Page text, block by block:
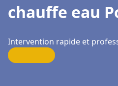
chauffe eau
Intervention rapide et